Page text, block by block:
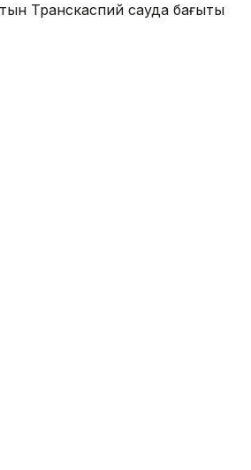
Транскаспий сауда бағыты
инвестицияларына қолдау